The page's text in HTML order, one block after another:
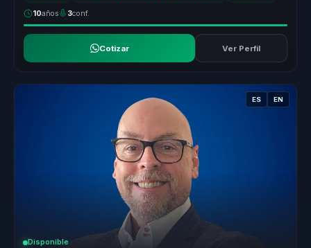
10años 3conf.
Cotizar Ver Perfil
ES EN
Disponible